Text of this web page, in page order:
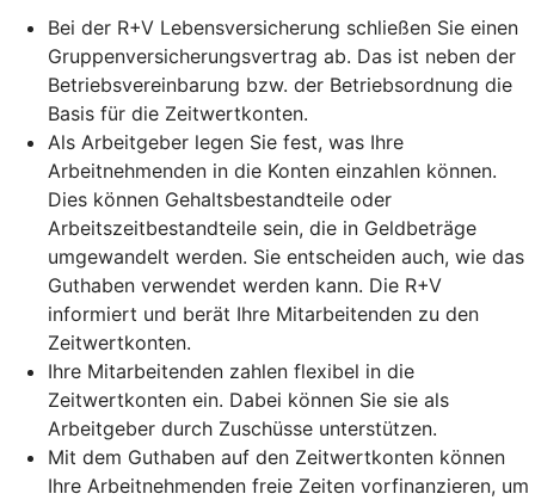
Bei der R+V Lebensversicherung schließen Sie einen
Gruppenversicherungsvertrag ab. Das ist neben der
Betriebsvereinbarung bzw. der Betriebsordnung die
Basis für die Zeitwertkonten.
Als Arbeitgeber legen Sie fest, was Ihre
Arbeitnehmenden in die Konten einzahlen können.
Dies können Gehaltsbestandteile oder
Arbeitszeitbestandteile sein, die in Geldbeträge
umgewandelt werden. Sie entscheiden auch, wie das
Guthaben verwendet werden kann. Die R+V
informiert und berät Ihre Mitarbeitenden zu den
Zeitwertkonten.
Ihre Mitarbeitenden zahlen flexibel in die
Zeitwertkonten ein. Dabei können Sie sie als
Arbeitgeber durch Zuschüsse unterstützen.
Mit dem Guthaben auf den Zeitwertkonten können
Ihre Arbeitnehmenden freie Zeiten vorfinanzieren, um